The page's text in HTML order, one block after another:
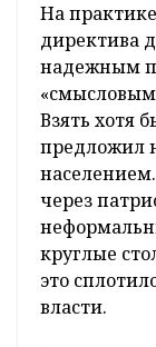
На
директива
надежным
Взять хотя
предложил
через
круглые
это
власти.